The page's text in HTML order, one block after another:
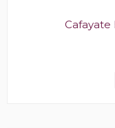
Cafayate